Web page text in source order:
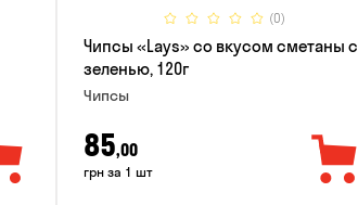
(0)
Чипсы «Lays» со вкусом сметаны с
зеленью, 120г
Чипсы
85,00
грн за 1 шт